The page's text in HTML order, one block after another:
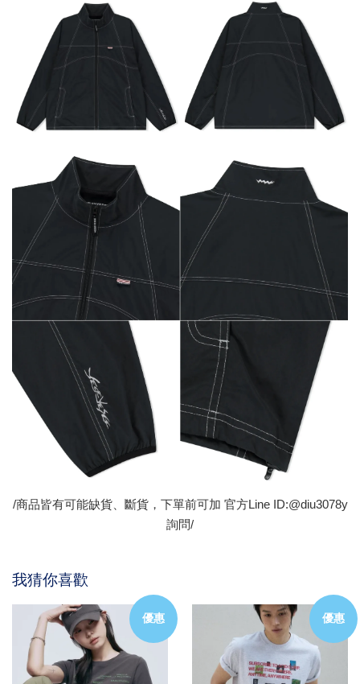
/商品皆有可能缺貨、斷貨，下單前可加 官方Line ID:@diu3078y
詢問/
我猜你喜歡
優惠 優惠